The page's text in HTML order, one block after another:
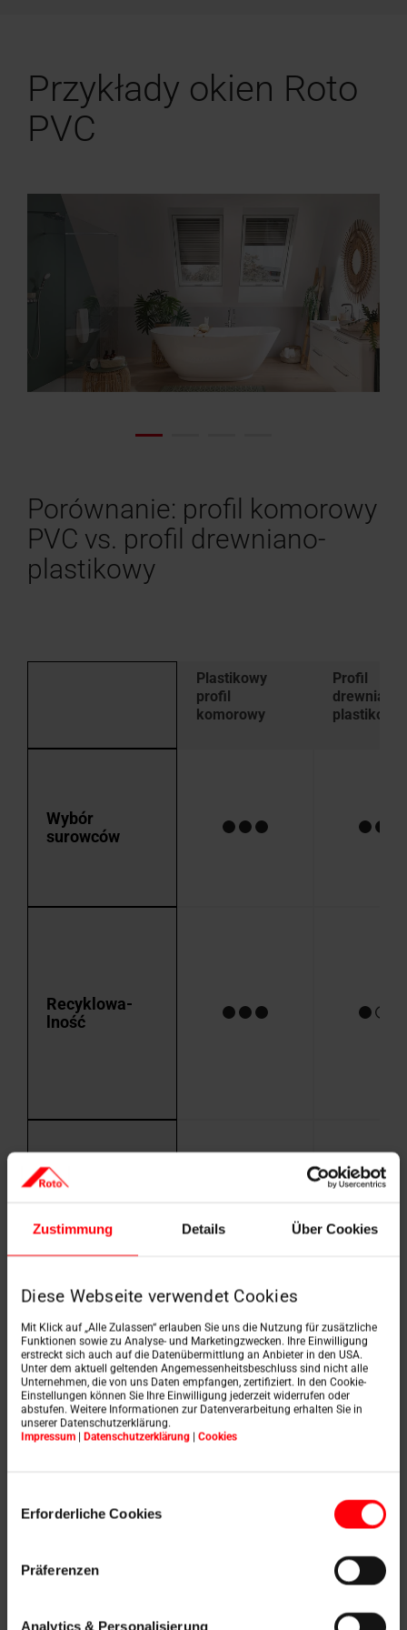
Zustimmung Details Über Cookies
Diese Webseite verwendet Cookies
Mit Klick auf „Alle Zulassen“ erlauben Sie uns die Nutzung für zusätzliche
Funktionen sowie zu Analyse- und Marketingzwecken. Ihre Einwilligung
erstreckt sich auch auf die Datenübermittlung an Anbieter in den USA.
Unter dem aktuell geltenden Angemessenheitsbeschluss sind nicht alle
Unternehmen, die von uns Daten empfangen, zertifiziert. In den Cookie-
Einstellungen können Sie Ihre Einwilligung jederzeit widerrufen oder
abstufen. Weitere Informationen zur Datenverarbeitung erhalten Sie in
unserer Datenschutzerklärung.
Impressum | Datenschutzerklärung | Cookies
Erforderliche Cookies
Präferenzen
Analytics & Personalisierung
Przykłady okien Roto
PVC
Porównanie: profil komorowy
PVC vs. profil drewniano-
plastikowy
Plastikowy
profil
komorowy
Profil
drewniano-
plastikowy
Wybór
surowców
Recyklowa­
lność
Połączenie drewna i
tworzyw sztucznych
może mieć wady
oferuje
wysoki stopień
tworzywem sztucznym jest na zewnątrz